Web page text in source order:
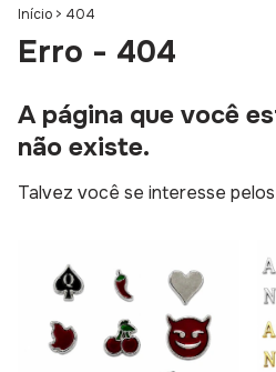
Início > 404
Erro - 404
A página que você
não existe.
Talvez você se interesse